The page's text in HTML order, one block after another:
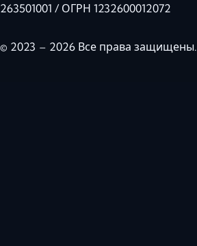
263501001 / ОГРН 1232600012072
© 2023 – 2026 Все права защищены.